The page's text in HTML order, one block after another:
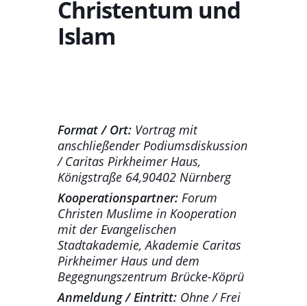
Christentum und
Islam
Format / Ort: Vortrag mit
anschließender Podiumsdiskussion
/ Caritas Pirkheimer Haus,
Königstraße 64,90402 Nürnberg
Kooperationspartner: Forum
Christen Muslime in Kooperation
mit der Evangelischen
Stadtakademie, Akademie Caritas
Pirkheimer Haus und dem
Begegnungszentrum Brücke-Köprü
Anmeldung / Eintritt: Ohne / Frei